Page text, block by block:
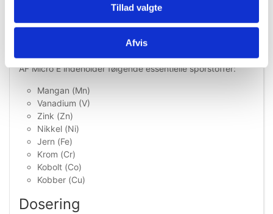
Tillad valgte
Afvis
Nøje afbalanceret formulering.
AF Micro E indeholder følgende essentielle sporstoffer:
Mangan (Mn)
Vanadium (V)
Zink (Zn)
Nikkel (Ni)
Jern (Fe)
Krom (Cr)
Kobolt (Co)
Kobber (Cu)
Dosering